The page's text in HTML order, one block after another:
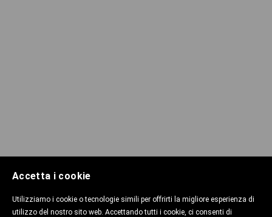
Accetta i cookie
Utilizziamo i cookie o tecnologie simili per offrirti la migliore esperienza di
utilizzo del nostro sito web. Accettando tutti i cookie, ci consenti di